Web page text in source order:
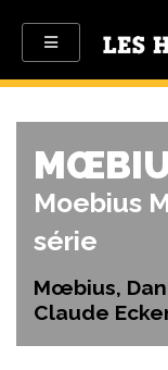
Moebius
série
Mœbius,
Claude